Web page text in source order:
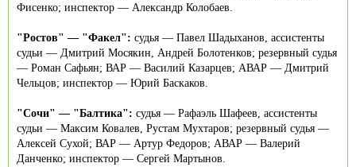
Фисенко; инспектор — Александр Колобаев.
"Ростов" — "Факел": судья — Павел Шадыханов, ассистенты
судьи — Дмитрий Мосякин, Андрей Болотенков; резервный судья
— Роман Сафьян; ВАР — Василий Казарцев; АВАР — Дмитрий
Чельцов; инспектор — Юрий Баскаков.
"Сочи" — "Балтика": судья — Рафаэль Шафеев, ассистенты
судьи — Максим Ковалев, Рустам Мухтаров; резервный судья —
Алексей Сухой; ВАР — Артур Федоров; АВАР — Валерий
Данченко; инспектор — Сергей Мартынов.